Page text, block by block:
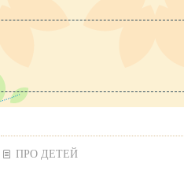
ПРО ДЕТЕЙ